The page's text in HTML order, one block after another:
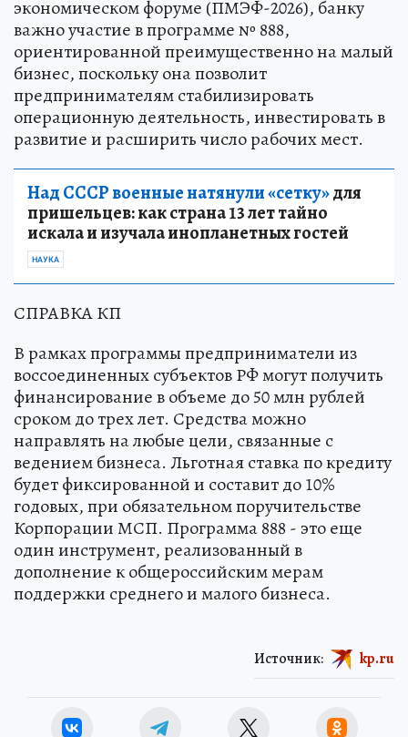
экономическом форуме (ПМЭФ-2026), банку
важно участие в программе № 888,
ориентированной преимущественно на малый
бизнес, поскольку она позволит
предпринимателям стабилизировать
операционную деятельность, инвестировать в
развитие и расширить число рабочих мест.
Над СССР военные натянули «сетку»для
пришельцев: как страна 13 лет тайно
искала и изучала инопланетных гостей
НАУКА
СПРАВКА КП
В рамках программы предприниматели из
воссоединенных субъектов РФ могут получить
финансирование в объеме до 50 млн рублей
сроком до трех лет. Средства можно
направлять на любые цели, связанные с
ведением бизнеса. Льготная ставка по кредиту
будет фиксированной и составит до 10%
годовых, при обязательном поручительстве
Корпорации МСП. Программа 888 - это еще
один инструмент, реализованный в
дополнение к общероссийским мерам
поддержки среднего и малого бизнеса.
Источник: kp.ru